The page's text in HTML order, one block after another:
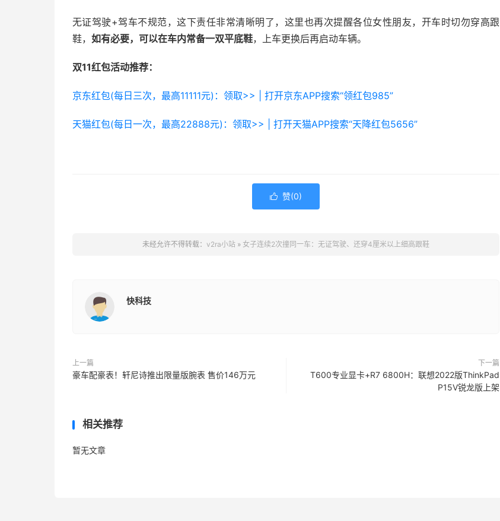
无证驾驶+驾车不规范，这下责任非常清晰明了，这里也再次提醒各位女性朋友，开车时切勿穿高跟
鞋， 如有必要，可以在车内常备一双平底鞋，上车更换后再启动车辆。
双11红包活动推荐：
京东红包(每日三次，最高11111元)：领取>> | 打开京东APP搜索“领红包985”
天猫红包(每日一次，最高22888元)：领取>> | 打开天猫APP搜索“天降红包5656”
 赞(0)
未经允许不得转载： v2ra小站 » 女子连续2次撞同一车：无证驾驶、还穿4厘米以上细高跟鞋
快科技
上一篇
豪车配豪表！轩尼诗推出限量版腕表 售价146万元
下一篇
T600专业显卡+R7 6800H：联想2022版ThinkPad
P15V锐龙版上架
相关推荐
暂无文章